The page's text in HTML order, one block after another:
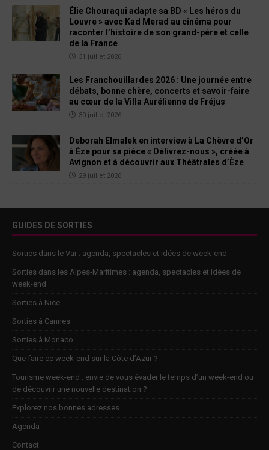
Élie Chouraqui adapte sa BD « Les héros du
Louvre » avec Kad Merad au cinéma pour
raconter l’histoire de son grand-père et celle
de la France
31 juillet 2026
Les Franchouillardes 2026 : Une journée entre
débats, bonne chère, concerts et savoir-faire
au cœur de la Villa Aurélienne de Fréjus
30 juillet 2026
Deborah Elmalek en interview à La Chèvre d’Or
à Èze pour sa pièce « Délivrez-nous », créée à
Avignon et à découvrir aux Théâtrales d’Èze
29 juillet 2026
GUIDES DE SORTIES
Sorties dans le Var : agenda, spectacles et idées de week-end
Sorties dans les Alpes-Maritimes : agenda, spectacles et idées de
week-end
Sorties à Nice
Sorties à Cannes
Sorties à Monaco
Que faire ce week-end sur la Côte d’Azur ?
Tourisme week-end : envie de vous évader le temps d’un week-end ou
de découvrir une nouvelle destination ?
Explorez nos bonnes adresses
Agenda
Contact